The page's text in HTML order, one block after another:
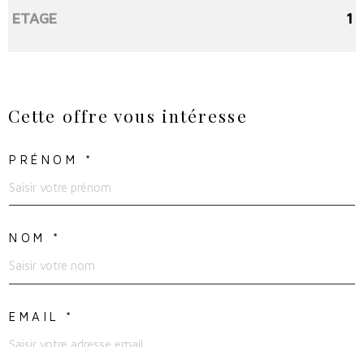
ETAGE 1
Cette offre vous intéresse
PRÉNOM *
NOM *
EMAIL *